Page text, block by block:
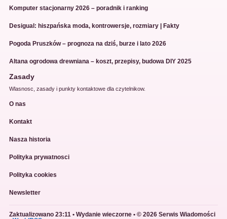
Komputer stacjonarny 2026 – poradnik i ranking
Desigual: hiszpańska moda, kontrowersje, rozmiary | Fakty
Pogoda Pruszków – prognoza na dziś, burze i lato 2026
Altana ogrodowa drewniana – koszt, przepisy, budowa DIY 2025
Zasady
Wlasnosc, zasady i punkty kontaktowe dla czytelnikow.
O nas
Kontakt
Nasza historia
Polityka prywatnosci
Polityka cookies
Newsletter
Zaktualizowano 23:11 • Wydanie wieczorne • © 2026 Serwis Wiadomości